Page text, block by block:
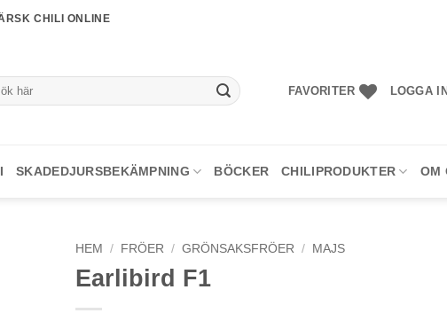
CHILI ONLINE
FAVORITER LOGGA
SKADEDJURSBEKÄMPNING BÖCKER CHILIPRODUKTER OM
HEM / FRÖER / GRÖNSAKSFRÖER / MAJS
Earlibird F1